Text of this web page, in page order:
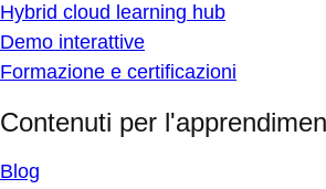
Hybrid cloud learning hub
Demo interattive
Formazione e certificazioni
Contenuti per
Blog